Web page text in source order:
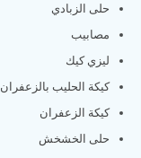
حلى الزبادي
مصابيب
ليزي كيك
كيكة الحليب بالزعفران
كيكة الزعفران
حلى الخشخش